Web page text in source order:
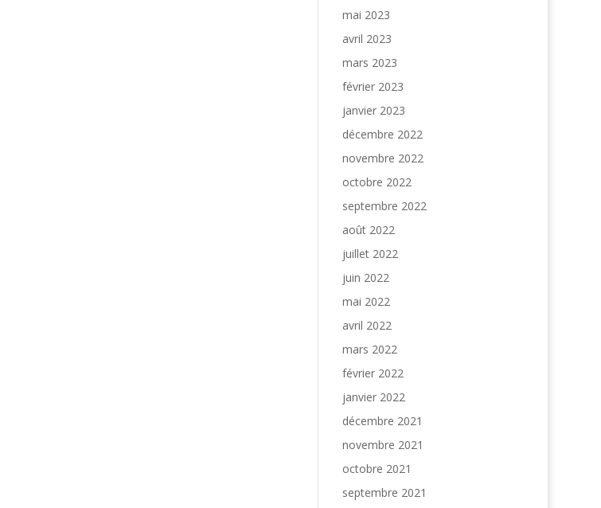
mai 2023
avril 2023
mars 2023
février 2023
janvier 2023
décembre 2022
novembre 2022
octobre 2022
septembre 2022
août 2022
juillet 2022
juin 2022
mai 2022
avril 2022
mars 2022
février 2022
janvier 2022
décembre 2021
novembre 2021
octobre 2021
septembre 2021